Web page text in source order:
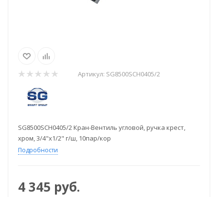
Артикул: SG8500SCH0405/2
SG8500SCH0405/2 Кран-Вентиль угловой, ручка крест,
хром, 3/4"х1/2" г/ш, 10пар/кор
Подробности
4 345 руб.